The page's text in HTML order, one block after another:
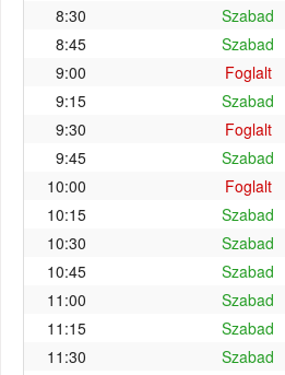
8:30
Szabad
8:45
Szabad
9:00
Foglalt
9:15
Szabad
9:30
Foglalt
9:45
Szabad
10:00
Foglalt
10:15
Szabad
10:30
Szabad
10:45
Szabad
11:00
Szabad
11:15
Szabad
11:30
Szabad